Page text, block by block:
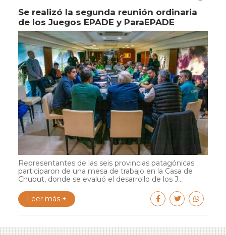
Se realizó la segunda reunión ordinaria
de los Juegos EPADE y ParaEPADE
Representantes de las seis provincias patagónicas
participaron de una mesa de trabajo en la Casa de
Chubut, donde se evaluó el desarrollo de los J...
Leer más +